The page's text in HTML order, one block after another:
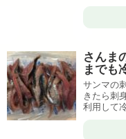
さんま
までも
サンマの
きたら刺
利用して